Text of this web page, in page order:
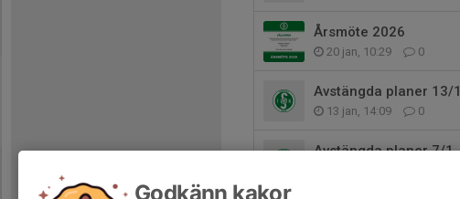
Årsmöte 2026
20 jan, 10:29 0
Avstängda planer 13/1
13 jan, 14:09 0
Avstängda planer 7/1
Godkänn kakor